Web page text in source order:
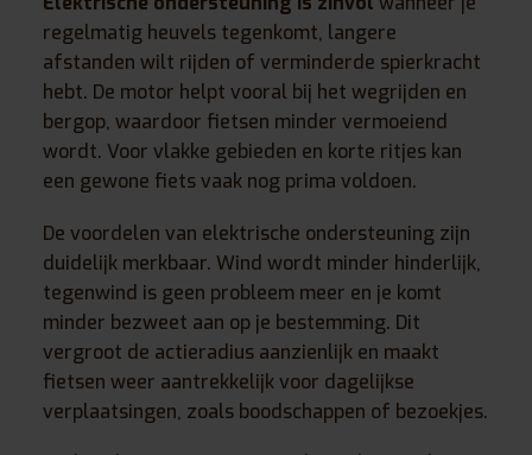
regelmatig heuvels tegenkomt, langere
afstanden wilt rijden of verminderde spierkracht
hebt. De motor helpt vooral bij het wegrijden en
bergop, waardoor fietsen minder vermoeiend
wordt. Voor vlakke gebieden en korte ritjes kan
een gewone fiets vaak nog prima voldoen.
De voordelen van elektrische ondersteuning zijn
duidelijk merkbaar. Wind wordt minder hinderlijk,
tegenwind is geen probleem meer en je komt
minder bezweet aan op je bestemming. Dit
vergroot de actieradius aanzienlijk en maakt
fietsen weer aantrekkelijk voor dagelijkse
verplaatsingen, zoals boodschappen of bezoekjes.